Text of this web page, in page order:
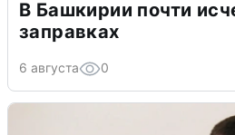
В Башкирии почти
заправках
6 августа 0